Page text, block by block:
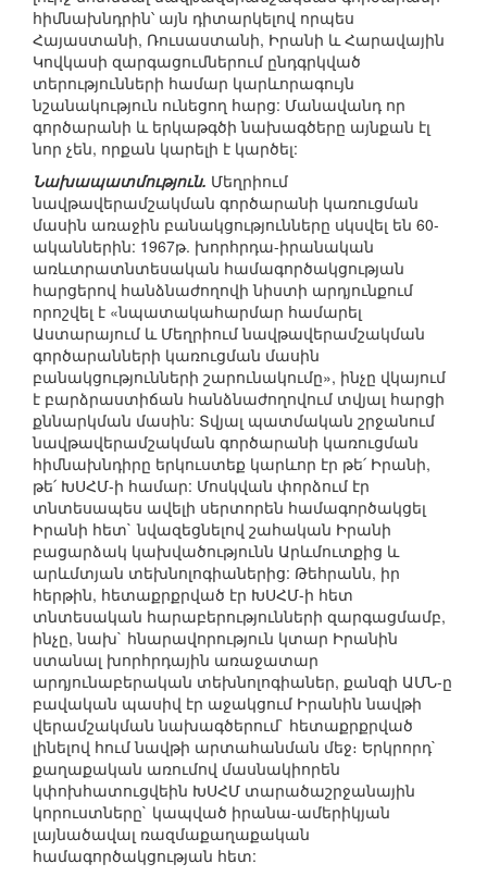
հիմնախնդրին՝ այն դիտարկելով որպես
Հայաստանի, Ռուսաստանի, Իրանի և Հարավային
Կովկասի զարգացումներում ընդգրկված
տերությունների համար կարևորագույն
նշանակություն ունեցող հարց: Մանավանդ որ
գործարանի և երկաթգծի նախագծերը այնքան էլ
նոր չեն, որքան կարելի է կարծել:
Նախապատմություն. Մեղրիում
նավթավերամշակման գործարանի կառուցման
մասին առաջին բանակցությունները սկսվել են 60-
ականներին: 1967թ. խորհրդա-իրանական
առևտրատնտեսական համագործակցության
հարցերով հանձնաժողովի նիստի արդյունքում
որոշվել է «նպատակահարմար համարել
Աստարայում և Մեղրիում նավթավերամշակման
գործարանների կառուցման մասին
բանակցությունների շարունակումը», ինչը վկայում
է բարձրաստիճան հանձնաժողովում տվյալ հարցի
քննարկման մասին: Տվյալ պատմական շրջանում
նավթավերամշակման գործարանի կառուցման
հիմնախնդիրը երկուստեք կարևոր էր թե՛ Իրանի,
թե՛ ԽՍՀՄ-ի համար: Մոսկվան փորձում էր
տնտեսապես ավելի սերտորեն համագործակցել
Իրանի հետ` նվազեցնելով շահական Իրանի
բացարձակ կախվածությունն Արևմուտքից և
արևմտյան տեխնոլոգիաներից: Թեհրանն, իր
հերթին, հետաքրքրված էր ԽՍՀՄ-ի հետ
տնտեսական հարաբերությունների զարգացմամբ,
ինչը, նախ` հնարավորություն կտար Իրանին
ստանալ խորհրդային առաջատար
արդյունաբերական տեխնոլոգիաներ, քանզի ԱՄՆ-ը
բավական պասիվ էր աջակցում Իրանին նավթի
վերամշակման նախագծերում` հետաքրքրված
լինելով հում նավթի արտահանման մեջ։ Երկրորդ`
քաղաքական առումով մասնակիորեն
կփոխհատուցվեին ԽՍՀՄ տարածաշրջանային
կորուստները` կապված իրանա-ամերիկյան
լայնածավալ ռազմաքաղաքական
համագործակցության հետ: